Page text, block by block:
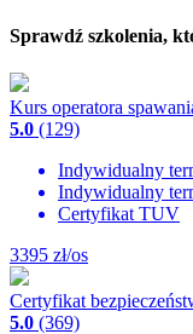
Sprawdź szkolenia,
Kurs operatora
5.0 (129)
Indywidualny
Indywidualny
Certyfikat TUV
3395 zł/os
Certyfikat
5.0 (369)